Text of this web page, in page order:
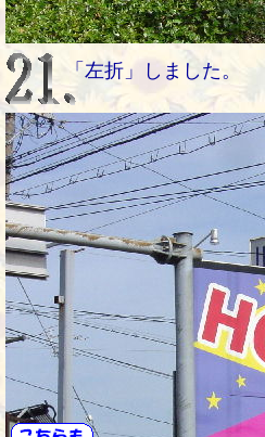
「左折」しました。